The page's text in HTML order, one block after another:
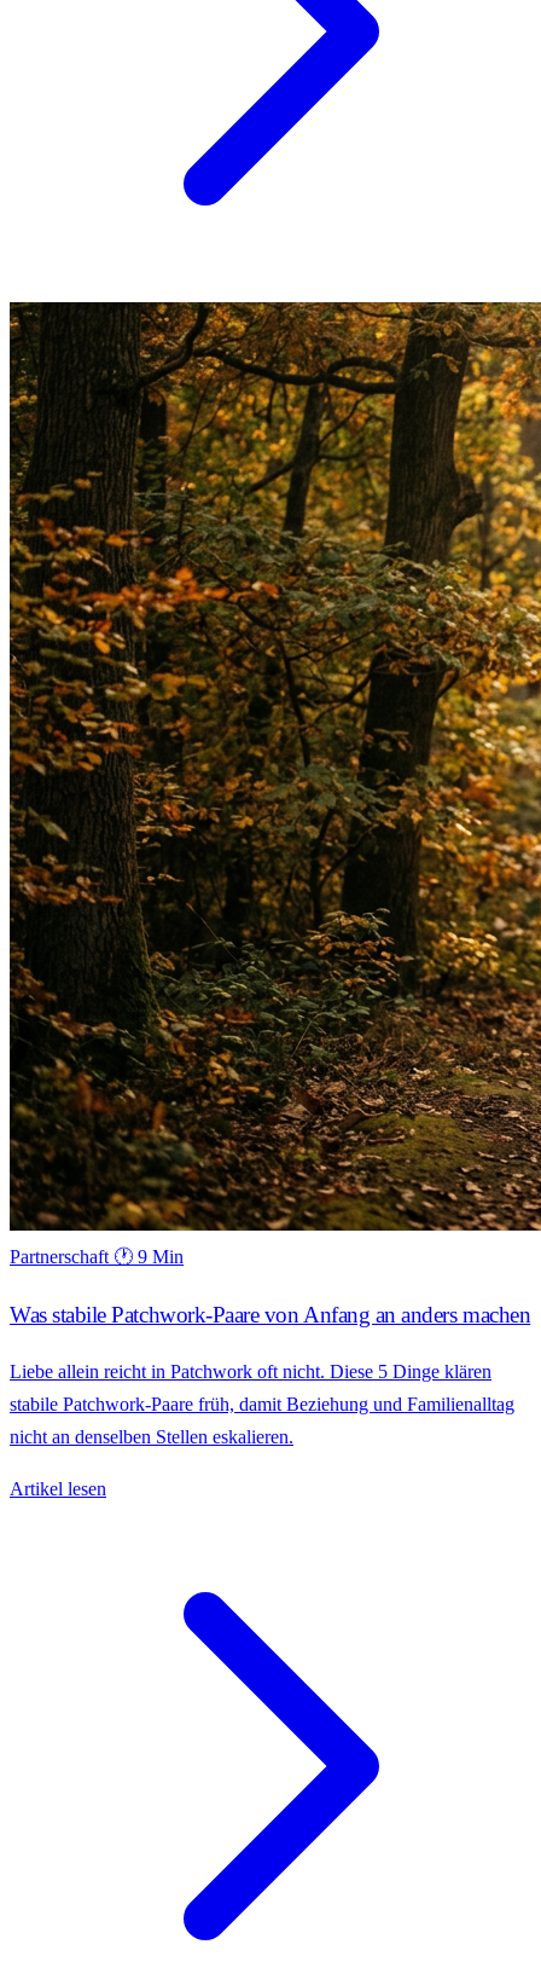
Partnerschaft 🕐 9 Min
Was stabile Patchwork-Paare von Anfang an anders machen
Liebe allein reicht in Patchwork oft nicht. Diese 5 Dinge klären
stabile Patchwork-Paare früh, damit Beziehung und Familienalltag
nicht an denselben Stellen eskalieren.
Artikel lesen